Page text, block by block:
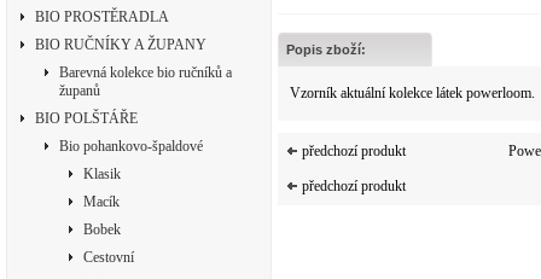
BIO PROSTĚRADLA
BIO RUČNÍKY A ŽUPANY
Barevná kolekce bio ručníků a
županů
BIO POLŠTÁŘE
Bio pohankovo-špaldové
Klasik
Macík
Bobek
Cestovní
Popis zboží:
Vzorník aktuální kolekce látek powerloom.
předchozí produkt
předchozí produkt